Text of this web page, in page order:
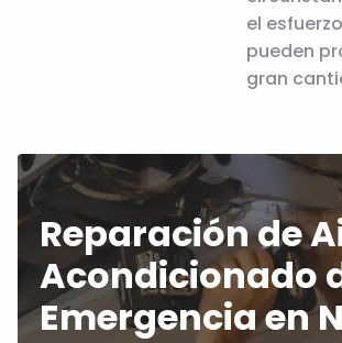
el
pueden
gran
Reparación de
Acondicionado
Emergencia en